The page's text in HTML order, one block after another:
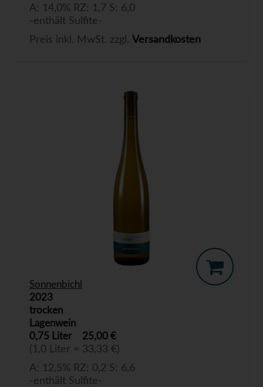
A: 14,0% RZ: 1,7 S: 6,0
-enthält Sulfite-
Preis inkl. MwSt. zzgl. Versandkosten
Sonnenbichl
2023
trocken
Lagenwein
0,75 Liter
25,00 €
(1,0 Liter = 33,33 €)
A: 12,5% RZ: 0,2 S: 6,6
-enthält Sulfite-